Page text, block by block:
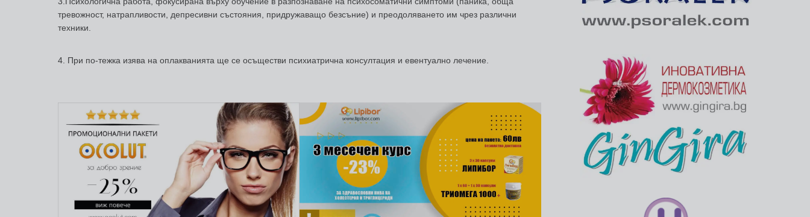
тревожност, натрапливости, депресивни състояния, придружаващо безсъние) и преодоляването им чрез различни
техники.
4. При по-тежка изява на оплакванията ще се осъществи психиатрична консултация и евентуално лечение.